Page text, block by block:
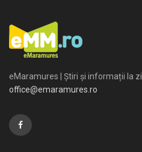
eMaramures | Știri și informații la zi
office@emaramures.ro